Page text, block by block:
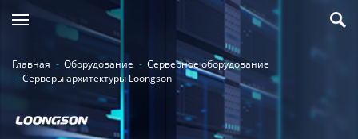
Главная Оборудование
Серверное оборудование
Серверы архитектуры Loongson